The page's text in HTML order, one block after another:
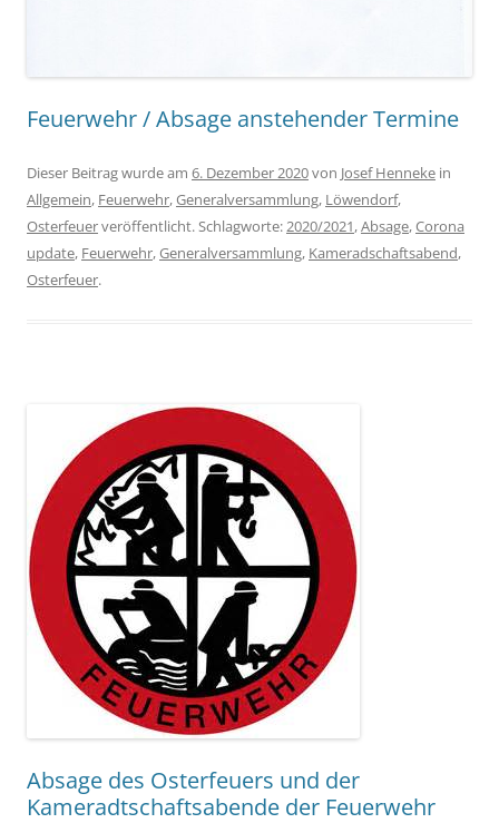
Feuerwehr / Absage anstehender Termine
Dieser Beitrag wurde am 6. Dezember 2020von Josef Henneke in
Allgemein, Feuerwehr,Generalversammlung, Löwendorf,
Osterfeuerveröffentlicht. Schlagworte:2020/2021,Absage,Corona
update, Feuerwehr,Generalversammlung, Kameradschaftsabend,
Osterfeuer.
Absage des Osterfeuers und der
Kameradtschaftsabende der Feuerwehr